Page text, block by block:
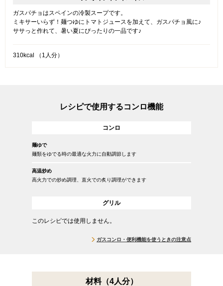
ガスパチョはスペインの冷製スープです。
ミキサーいらず！麺つゆにトマトジュースを加えて、ガスパチョ風に♪
ササっと作れて、暑い夏にぴったりの一品です♪
310kcal （1人分）
レシピで使用するコンロ機能
コンロ
麺ゆで
麺類をゆでる時の最適な火力に自動調節します
高温炒め
高火力での炒め調理、直火での炙り調理ができます
グリル
このレシピでは使用しません。
ガスコンロ・便利機能を使うときの注意点
材料（4人分）